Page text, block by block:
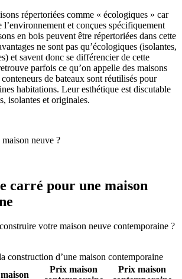
répertoriées comme « écologiques » car
l’environnement et conçues spécifiquement
en bois peuvent être répertoriées dans cette
ne sont pas qu’écologiques (isolantes,
et savent donc se différencier de cette
parfois ce qu’on appelle des maisons
de bateaux sont réutilisés pour
habitations. Leur esthétique est discutable
isolantes et originales.
neuve ?
carré pour une maison
votre maison neuve contemporaine ?
construction d’une maison contemporaine
Prix maison
Prix maison